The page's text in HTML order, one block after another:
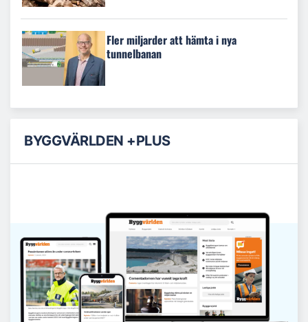
Fler miljarder att hämta i nya
tunnelbanan
BYGGVÄRLDEN +PLUS